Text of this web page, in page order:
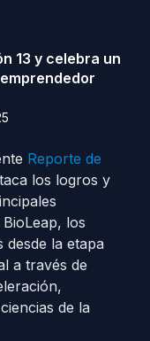
13 y celebra un
Reporte de
los logros y
los
la etapa
a través de
de la